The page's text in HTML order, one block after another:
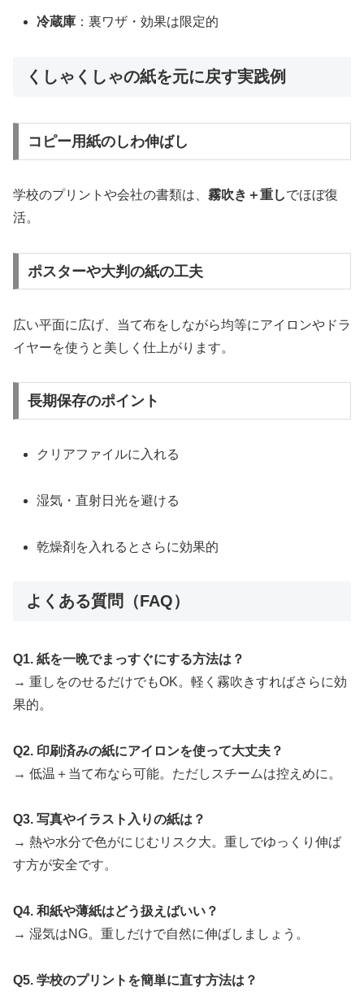
冷蔵庫 ：裏ワザ・効果は限定的
くしゃくしゃの紙を元に戻す実践例
コピー用紙のしわ伸ばし
学校のプリントや会社の書類は、 霧吹き＋重しでほぼ復
活。
ポスターや大判の紙の工夫
広い平面に広げ、当て布をしながら均等にアイロンやドラ
イヤーを使うと美しく仕上がります。
長期保存のポイント
クリアファイルに入れる
湿気・直射日光を避ける
乾燥剤を入れるとさらに効果的
よくある質問（FAQ）
Q1. 紙を一晩でまっすぐにする方法は？
→ 重しをのせるだけでもOK。軽く霧吹きすればさらに効
果的。
Q2. 印刷済みの紙にアイロンを使って大丈夫？
→ 低温＋当て布なら可能。ただしスチームは控えめに。
Q3. 写真やイラスト入りの紙は？
→ 熱や水分で色がにじむリスク大。重しでゆっくり伸ば
す方が安全です。
Q4. 和紙や薄紙はどう扱えばいい？
→ 湿気はNG。重しだけで自然に伸ばしましょう。
Q5. 学校のプリントを簡単に直す方法は？